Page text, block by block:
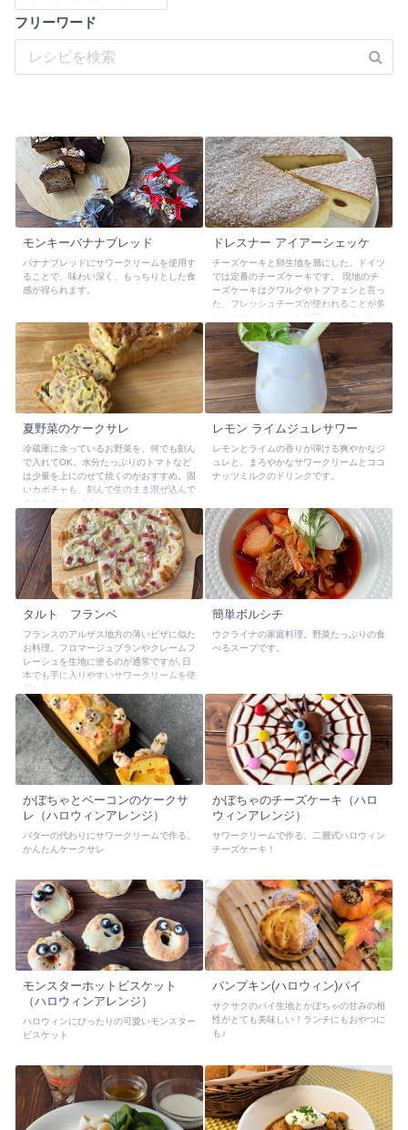
フリーワード
モンキーバナナブレッド
バナナブレッドにサワークリームを使用す
ることで、味わい深く、もっちりとした食
感が得られます。
ドレスナー アイアーシェッケ
チーズケーキと卵生地を層にした、ドイツ
では定番のチーズケーキです。 現地のチ
ーズケーキはクワルクやトプフェンと言っ
た、フレッシュチーズが使われることが多
て、軽くさわやかな味わいが特徴です。
中沢フロマージュブランは水切する事で、
クワルクやトプフェンに近い味わいと状態
が得られ、現地の物に近いものが再現でき
ます。
夏野菜のケークサレ
冷蔵庫に余っているお野菜を、何でも刻ん
で入れてOK。水分たっぷりのトマトなど
は少量を上にのせて焼くのがおすすめ。固
いカボチャも、刻んで生のまま混ぜ込んで
ぎで作りました。
レモン ライムジュレサワー
レモンとライムの香りが弾ける爽やかなジ
ュレと、まろやかなサワークリームとココ
ナッツミルクのドリンクです。
タルト フランベ
フランスのアルザス地方の薄いピザに似た
お料理。フロマージュブランやクレームフ
レーシュを生地に塗るのが通常ですが､日
本でも手に入りやすいサワークリームを使
簡単ボルシチ
ウクライナの家庭料理。野菜たっぷりの食
べるスープです。
かぼちゃとベーコンのケークサ
レ（ハロウィンアレンジ）
バターの代わりにサワークリームで作る、
かんたんケークサレ
かぼちゃのチーズケーキ（ハロ
ウィンアレンジ）
サワークリームで作る、二層式ハロウィン
チーズケーキ！
モンスターホットビスケット
（ハロウィンアレンジ）
ハロウィンにぴったりの可愛いモンスター
ビスケット
パンプキン(ハロウィン)パイ
サクサクのパイ生地とかぼちゃの甘みの相
性がとても美味しい！ランチにもおやつに
も♪